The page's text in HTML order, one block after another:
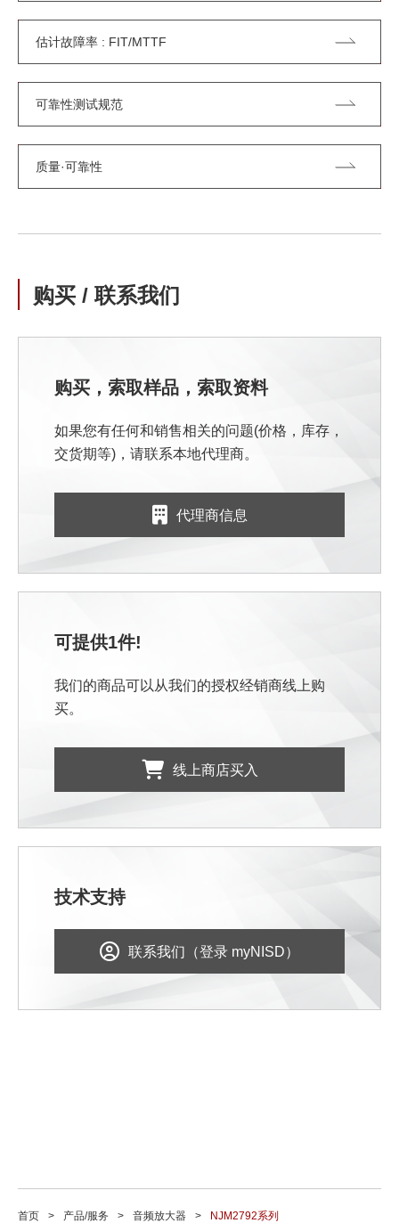
估计故障率 : FIT/MTTF
可靠性测试规范
质量·可靠性
购买 / 联系我们
购买，索取样品，索取资料
如果您有任何和销售相关的问题(价格，库存，
交货期等)，请联系本地代理商。
代理商信息
可提供1件!
我们的商品可以从我们的授权经销商线上购
买。
线上商店买入
技术支持
联系我们（登录 myNISD）
首页 产品/服务 音频放大器 NJM2792系列